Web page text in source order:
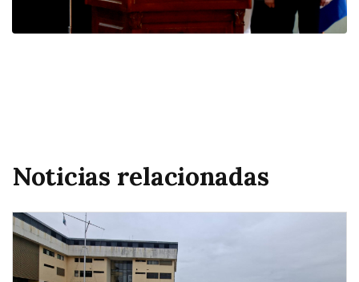
Noticias relacionadas